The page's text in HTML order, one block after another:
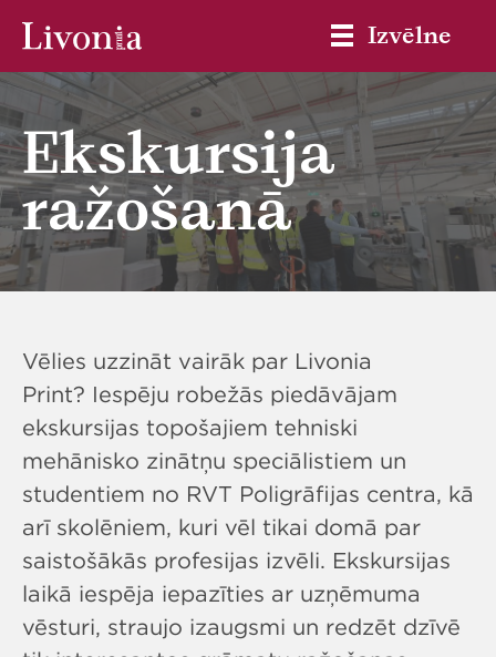
Izvēlne
Ekskursija
ražošanā
Vēlies uzzināt vairāk par Livonia
Print? Iespēju robežās piedāvājam
ekskursijas topošajiem tehniski
mehānisko zinātņu speciālistiem un
studentiem no RVT Poligrāfijas centra, kā
arī skolēniem, kuri vēl tikai domā par
saistošākās profesijas izvēli. Ekskursijas
laikā iespēja iepazīties ar uzņēmuma
vēsturi, straujo izaugsmi un redzēt dzīvē